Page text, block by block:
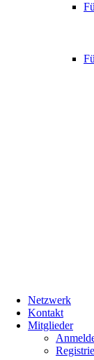
Netzwerk
Kontakt
Mitglieder